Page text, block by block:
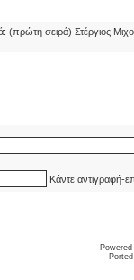
(πρώτη σειρά) Στέργιος
Κάντε αντιγραφή-